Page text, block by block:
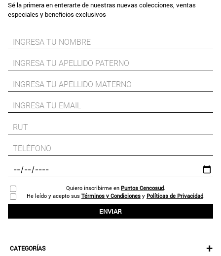
Sé la primera en enterarte de nuestras nuevas colecciones, ventas
especiales y beneficios exclusivos
Quiero inscribirme en Puntos Cencosud.
He leído y acepto sus Términos y Condiciones y Políticas de Privacidad.
ENVIAR
CATEGORÍAS +